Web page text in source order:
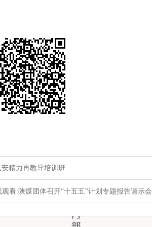
精力再教导培训班
看:陕煤团体召开“十五五”计划专题报告请示会